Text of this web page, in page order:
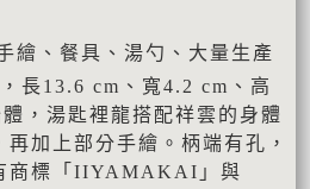
繪、餐具、湯勺、大量生產
長13.6 cm、寬4.2 cm、高
，湯匙裡龍搭配祥雲的身體
加上部分手繪。柄端有孔，
商標「IIYAMAKAI」與